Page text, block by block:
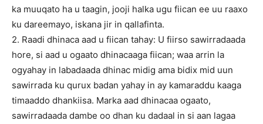
ka muuqato ha u taagin, jooji halka ugu fiican ee uu raaxo
ku dareemayo, iskana jir in qallafinta.
2. Raadi dhinaca aad u fiican tahay: U fiirso sawirradaada
hore, si aad u ogaato dhinacaaga fiican; waa arrin la
ogyahay in labadaada dhinac midig ama bidix mid uun
sawirrada ku qurux badan yahay in ay kamaraddu kaaga
timaaddo dhankiisa. Marka aad dhinacaa ogaato,
sawirradaada dambe oo dhan ku dadaal in si aan lagaa